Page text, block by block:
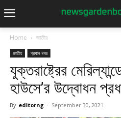
Home জাতীয়
জাতীয় প্রধান খবর
যুক্তরাষ্ট্রের
হাউসে’র উদ্বোধন
By editorng - September 30, 2021